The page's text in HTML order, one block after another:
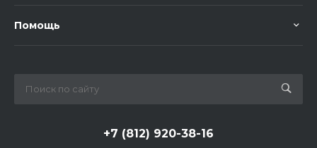
Помощь
+7 (812) 920-38-16